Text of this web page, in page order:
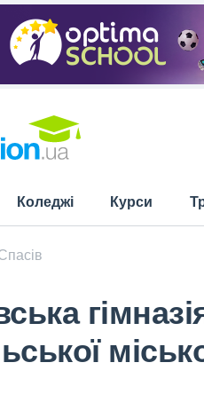
Коледжі Курси